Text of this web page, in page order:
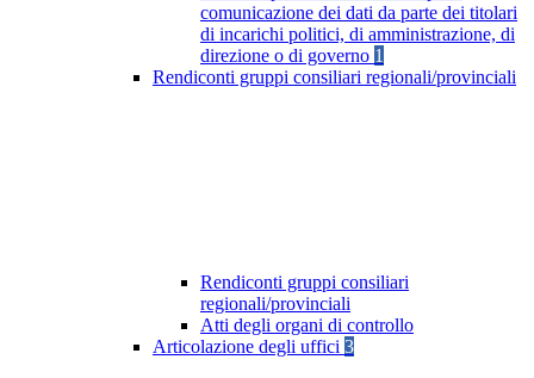
comunicazione dei dati da parte dei titolari
di incarichi politici, di amministrazione, di
direzione o di governo 1
Rendiconti gruppi consiliari regionali/provinciali
Rendiconti gruppi consiliari
regionali/provinciali
Atti degli organi di controllo
Articolazione degli uffici 3